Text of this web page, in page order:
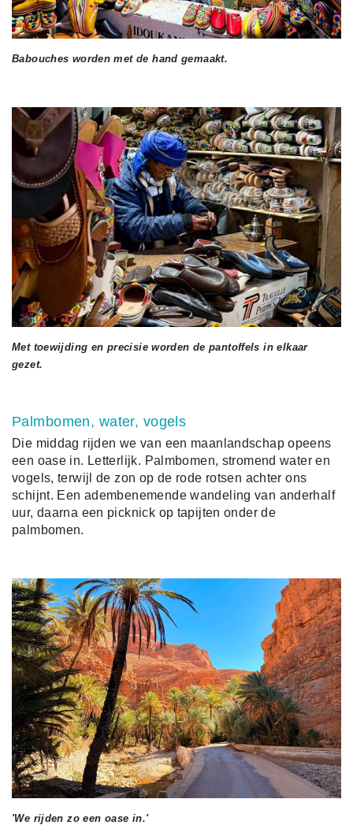
Babouches worden met de hand gemaakt.
Met toewijding en precisie worden de pantoffels in elkaar
gezet.
Palmbomen, water, vogels
Die middag rijden we van een maanlandschap opeens
een oase in. Letterlijk. Palmbomen, stromend water en
vogels, terwijl de zon op de rode rotsen achter ons
schijnt. Een adembenemende wandeling van anderhalf
uur, daarna een picknick op tapijten onder de
palmbomen.
'We rijden zo een oase in.'